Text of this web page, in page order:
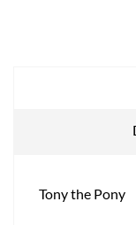
Tony the Pony